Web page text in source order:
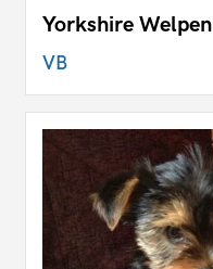
Yorkshire Welpen
VB